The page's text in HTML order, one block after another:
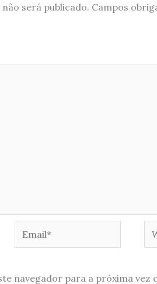
será publicado. Campos
navegador para a próxima vez